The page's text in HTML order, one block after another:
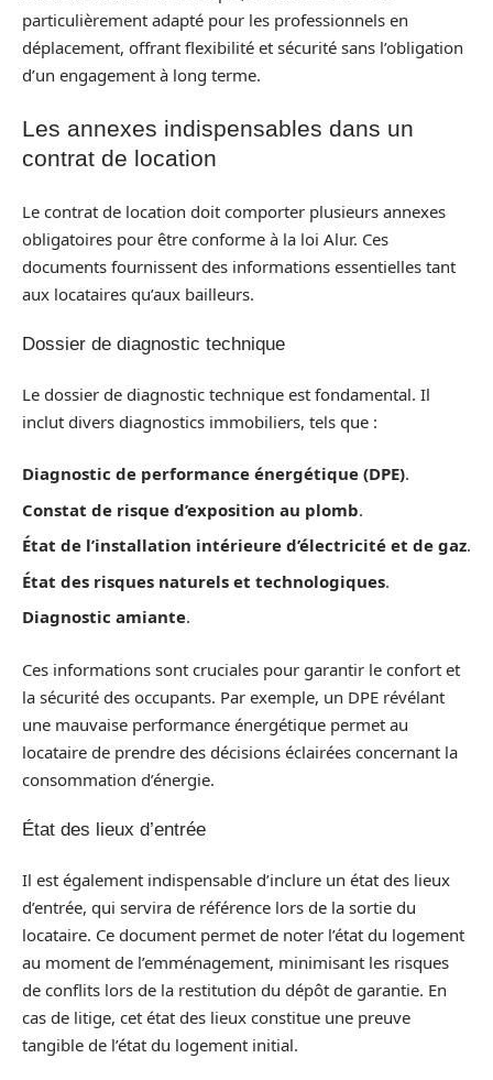
particulièrement adapté pour les professionnels en
déplacement, offrant flexibilité et sécurité sans l’obligation
d’un engagement à long terme.
Les annexes indispensables dans un
contrat de location
Le contrat de location doit comporter plusieurs annexes
obligatoires pour être conforme à la loi Alur. Ces
documents fournissent des informations essentielles tant
aux locataires qu’aux bailleurs.
Dossier de diagnostic technique
Le dossier de diagnostic technique est fondamental. Il
inclut divers diagnostics immobiliers, tels que :
Diagnostic de performance énergétique (DPE).
Constat de risque d’exposition au plomb.
État de l’installation intérieure d’électricité et de gaz.
État des risques naturels et technologiques.
Diagnostic amiante.
Ces informations sont cruciales pour garantir le confort et
la sécurité des occupants. Par exemple, un DPE révélant
une mauvaise performance énergétique permet au
locataire de prendre des décisions éclairées concernant la
consommation d’énergie.
État des lieux d’entrée
Il est également indispensable d’inclure un état des lieux
d’entrée, qui servira de référence lors de la sortie du
locataire. Ce document permet de noter l’état du logement
au moment de l’emménagement, minimisant les risques
de conflits lors de la restitution du dépôt de garantie. En
cas de litige, cet état des lieux constitue une preuve
tangible de l’état du logement initial.